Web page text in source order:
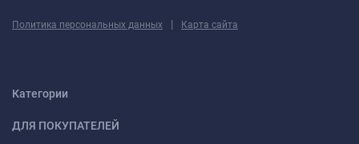
Политика персональных данных | Карта сайта
Категории
ДЛЯ ПОКУПАТЕЛЕЙ